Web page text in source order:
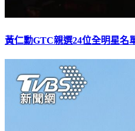
黃仁勳GTC親選24位全明星名